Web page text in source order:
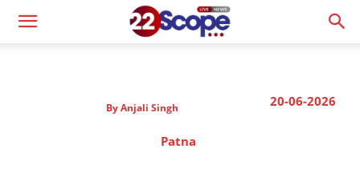
20-06-2026
By Anjali Singh
Patna